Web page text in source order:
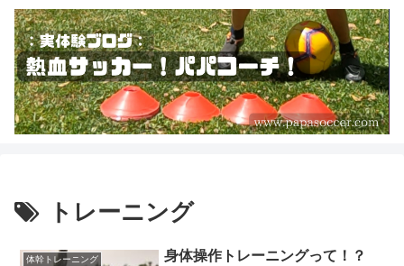
トレーニング
体幹トレーニング 身体操作トレーニングって！？